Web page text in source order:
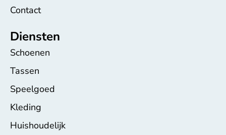
Contact
Diensten
Schoenen
Tassen
Speelgoed
Kleding
Huishoudelijk